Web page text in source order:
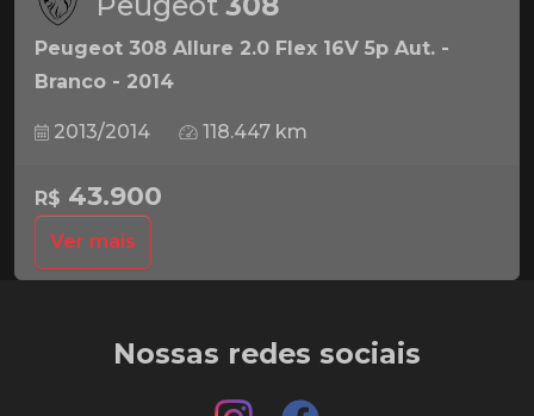
Peugeot 308 Allure 2.0 Flex 16V 5p Aut. -
Branco - 2014
2013/2014 118.447 km
R$ 43.900
Ver mais
Nossas redes sociais